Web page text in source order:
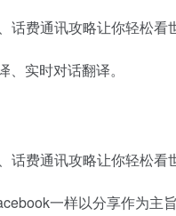
实时对话翻译。
一样以分享作为主